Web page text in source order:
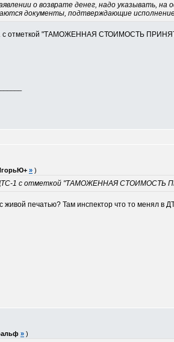
о возврате денег, надо указывать,
документы, подтверждающие
с отметкой "ТАМОЖЕННАЯ СТОИМОСТЬ
» )
1 с отметкой "ТАМОЖЕННАЯ СТОИМОСТЬ
живой печатью? Там инспектор что то менял в
» )